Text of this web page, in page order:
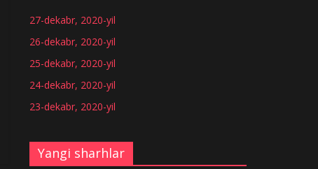
27-dekabr, 2020-yil
26-dekabr, 2020-yil
25-dekabr, 2020-yil
24-dekabr, 2020-yil
23-dekabr, 2020-yil
Yangi sharhlar